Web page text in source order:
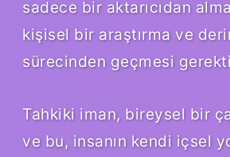
sadece bir aktarıcıdan
kişisel bir araştırma ve
sürecinden geçmesi
Tahkiki iman, bireysel bir
ve bu, insanın kendi içsel